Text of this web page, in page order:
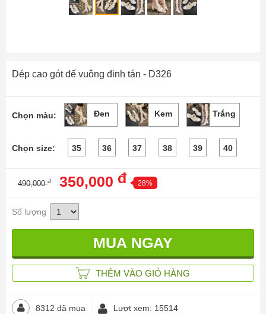
Dép cao gót đế vuông đinh tán - D326
Chọn màu: Đen Kem Trắng
Chọn size: 35 36 37 38 39 40
490,000đ 350,000 đ 28%
Số lượng
THÊM VÀO GIỎ HÀNG
8312 đã mua Lượt xem: 15514